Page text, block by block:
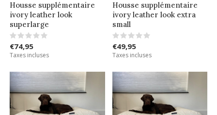
Housse supplémentaire
ivory leather look
superlarge
€74,95
Taxes incluses
Housse supplémentaire
ivory leather look extra
small
€49,95
Taxes incluses